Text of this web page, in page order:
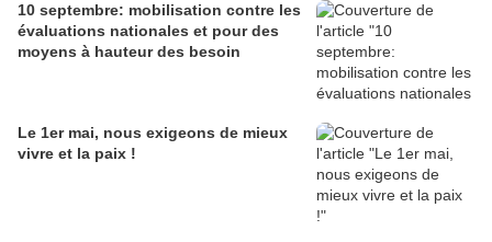
10 septembre: mobilisation contre les
évaluations nationales et pour des
moyens à hauteur des besoin
Le 1er mai, nous exigeons de mieux
vivre et la paix !